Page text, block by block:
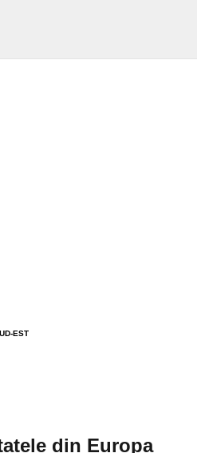
EST
din Europa